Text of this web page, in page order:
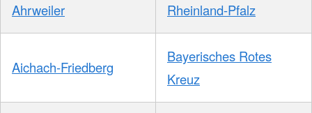
Ahrweiler Rheinland-Pfalz
Aichach-Friedberg
Bayerisches Rotes
Kreuz